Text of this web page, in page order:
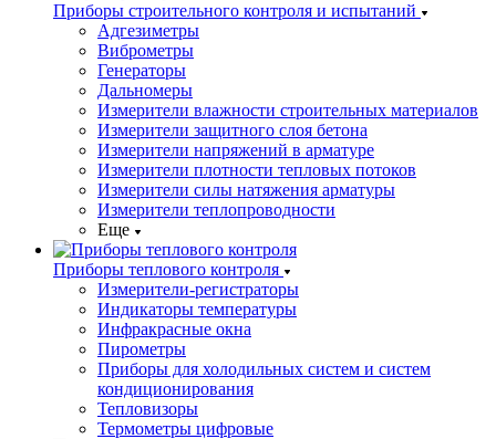
Приборы строительного контроля и испытаний
Адгезиметры
Виброметры
Генераторы
Дальномеры
Измерители влажности строительных материалов
Измерители защитного слоя бетона
Измерители напряжений в арматуре
Измерители плотности тепловых потоков
Измерители силы натяжения арматуры
Измерители теплопроводности
Еще
Приборы теплового контроля
Измерители-регистраторы
Индикаторы температуры
Инфракрасные окна
Пирометры
Приборы для холодильных систем и систем
кондиционирования
Тепловизоры
Термометры цифровые